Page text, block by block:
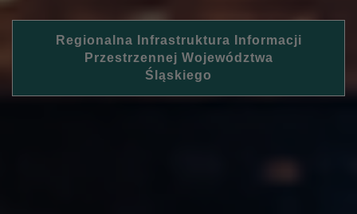
Regionalna Infrastruktura Informacji
Przestrzennej Województwa
Śląskiego